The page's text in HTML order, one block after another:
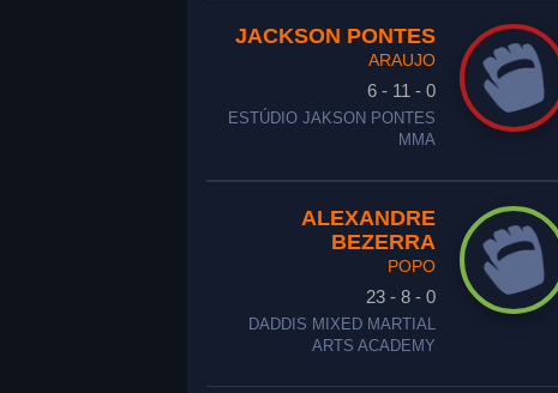
JACKSON PONTES
ARAUJO
6 - 11 - 0
ESTÚDIO JAKSON PONTES
MMA
ALEXANDRE
BEZERRA
POPO
23 - 8 - 0
DADDIS MIXED MARTIAL
ARTS ACADEMY